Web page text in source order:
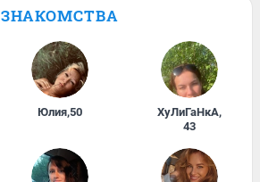
ЗНАКОМСТВА
Юлия,50 ХуЛиГаНкА,
43